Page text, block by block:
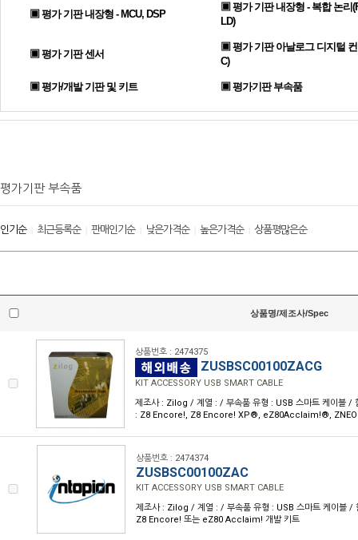
▣ 평가 기판 내장형 - MCU, DSP
▣ 평가 기판 내장형 - 복합 논리
LD)
▣ 평가 기판 센서
▣ 평가 기판 아날로그 디지털
C)
▣ 평가/개발 기판 및 키트 ▣ 평가기판 부속품
평가기판 부속품
인기순| 최근등록순| 판매인기순| 낮은가격순| 높은가격순| 상품평많은순
상품명/제조사/Spec
상품번호 : 2474375
ZUSBSC00100ZACG
KIT ACCESSORY USB SMART CABLE
제조사 : Zilog / 계열 : / 부속품 유형 : USB 스마트 케이블 /
: Z8 Encore!, Z8 Encore! XP®, eZ80Acclaim!®,
상품번호 : 2474374
ZUSBSC00100ZAC
KIT ACCESSORY USB SMART CABLE
제조사 : Zilog / 계열 : / 부속품 유형 : USB 스마트 케이블 /
Z8 Encore! 또는 eZ80 Acclaim! 개발 키트